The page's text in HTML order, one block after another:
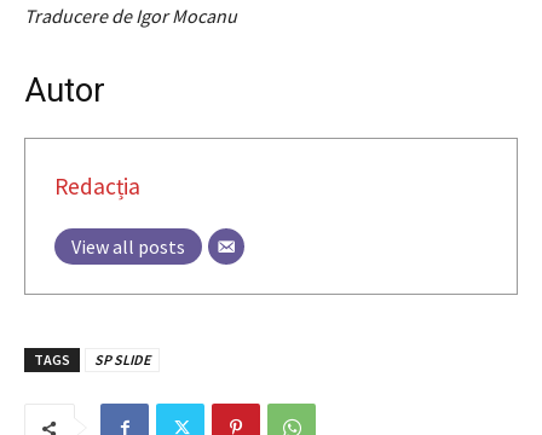
Traducere de Igor Mocanu
Autor
Redacția
View all posts
TAGS SP SLIDE